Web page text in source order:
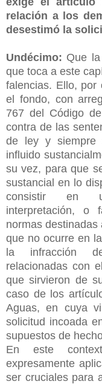
relación a los
desestimó la
Undécimo: Que
que toca a este
falencias. Ello, por
el fondo, con
767 del Código
contra de las
de ley y siempre
influido
su vez, para que
sustancial en lo
consistir en
interpretación, o
normas
que no ocurre en
la infracción
relacionadas con
que sirvieron de
caso de los
Aguas, en cuya
solicitud incoada
supuestos de
En este
expresamente
ser cruciales para